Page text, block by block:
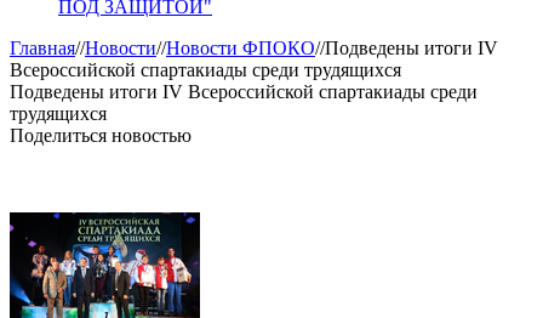
ПОД ЗАЩИТОЙ"
Главная//Новости//Новости ФПОКО//Подведены итоги IV
Всероссийской спартакиады среди трудящихся
Подведены итоги IV Всероссийской спартакиады среди
трудящихся
Поделиться новостью